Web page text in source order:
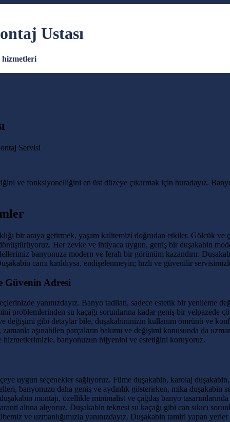
Ustası
ve fonksiyonelliğini en üst düzeye çıkarmak için buradayız.
bir araya getirmek, yaşam kalitemizi doğrudan etkiler. Gölcük ve
Her zevke ve ihtiyaca uygun, geniş bir duşakabin
banyonuza modern ve ferah bir görünüm kazandırır.
camı kırıldıysa, endişelenmeyin; hızlı ve güvenilir
Güvenin Adresi
yanınızdayız. Banyo tadilatı, sadece estetik bir yenileme
problemlerinden su kaçağı sorunlarına kadar geniş bir
ve değişimi gibi detaylar bile, duşakabininizin kullanım ömrünü ve
aşınabilen parçaların bakımı ve değişimi konusunda da
hizmetlerimizle, banyonuzun hijyenini ve estetiğini koruyoruz.
uygun seçenekler sağlıyoruz. Füme duşakabin, karolaj
banyonuzu daha geniş ve aydınlık gösterirken, mika duşakabin
montajı, özellikle minimalist ve çağdaş banyo
altına alıyoruz. Duşakabin teknesi su kaçağı gibi can sıkıcı
ve uzmanlığımızla yanınızdayız. Duşakabin tamiri yapan